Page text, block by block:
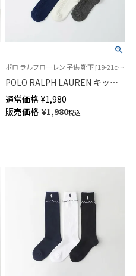
ポロ ラルフローレン 子供 靴下 [19-21cm][22-24cm] 2025FW
POLO RALPH LAUREN キッズ
CABLE ケーブル ポロポニー刺
しゅう ハイソックス 日本製
04813711
通常価格 ¥1,980
販売価格 ¥1,980税込